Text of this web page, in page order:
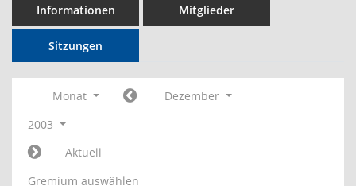
Informationen Mitglieder
Sitzungen
Monat
Dezember
2003
Aktuell
Gremium auswählen